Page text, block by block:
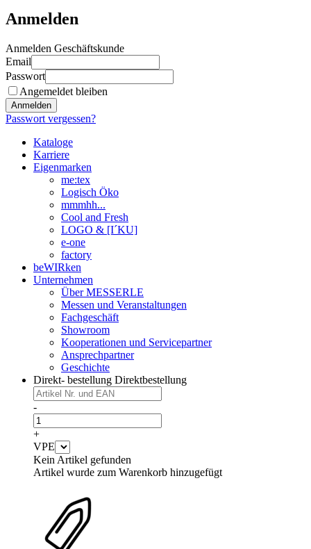
Anmelden
Anmelden Geschäftskunde
Email
Passwort
Angemeldet bleiben
Anmelden
Passwort vergessen?
Kataloge
Karriere
Eigenmarken
me:tex
Logisch Öko
mmmhh...
Cool and Fresh
LOGO & [I´KU]
e-one
factory
beWIRken
Unternehmen
Über MESSERLE
Messen und Veranstaltungen
Fachgeschäft
Showroom
Kooperationen und Servicepartner
Ansprechpartner
Geschichte
Direkt- bestellung Direktbestellung
-
+
VPE
Kein Artikel gefunden
Artikel wurde zum Warenkorb hinzugefügt